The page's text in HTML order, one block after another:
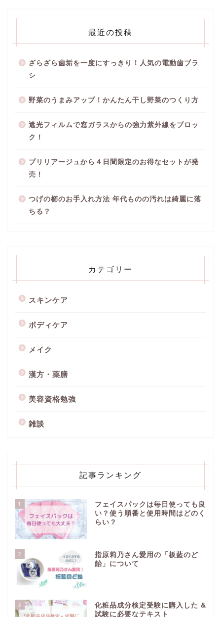
最近の投稿
ざらざら歯垢を一度にすっきり！人気の電動歯ブラ
シ
野菜のうまみアップ！かんたん干し野菜のつくり方
遮光フィルムで窓ガラスからの強力紫外線をブロッ
ク！
ブリリアージュから４日間限定のお得なセットが発
売！
つげの櫛のお手入れ方法 年代ものの汚れは綺麗に落
ちる？
カテゴリー
スキンケア
ボディケア
メイク
漢方・薬膳
美容資格勉強
雑談
記事ランキング
1
フェイスパックは毎日使っても良
い？使う順番と使用時間はどのく
らい？
2
指原莉乃さん愛用の「板藍のど
飴」について
3
化粧品成分検定受験に購入した &
試験に必要なテキスト